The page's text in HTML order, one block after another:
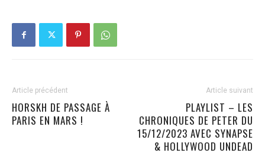
Article précédent
HORSKH DE PASSAGE À
PARIS EN MARS !
Article suivant
PLAYLIST – LES
CHRONIQUES DE PETER DU
15/12/2023 AVEC SYNAPSE
& HOLLYWOOD UNDEAD